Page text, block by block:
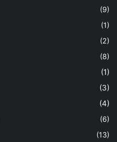
(9)
(1)
(2)
(8)
(1)
(3)
(4)
(6)
(13)